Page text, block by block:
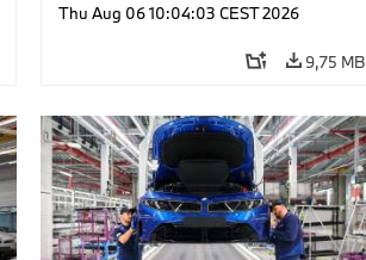
Thu Aug 06 10:04:03 CEST 2026
9,75 MB